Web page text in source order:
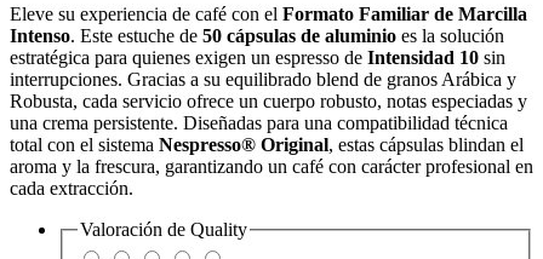
Eleve su experiencia de café con el Formato Familiar de Marcilla
Intenso. Este estuche de 50 cápsulas de aluminio es la solución
estratégica para quienes exigen un espresso de Intensidad 10 sin
interrupciones. Gracias a su equilibrado blend de granos Arábica y
Robusta, cada servicio ofrece un cuerpo robusto, notas especiadas y
una crema persistente. Diseñadas para una compatibilidad técnica
total con el sistema Nespresso® Original, estas cápsulas blindan el
aroma y la frescura, garantizando un café con carácter profesional en
cada extracción.
Valoración de Quality